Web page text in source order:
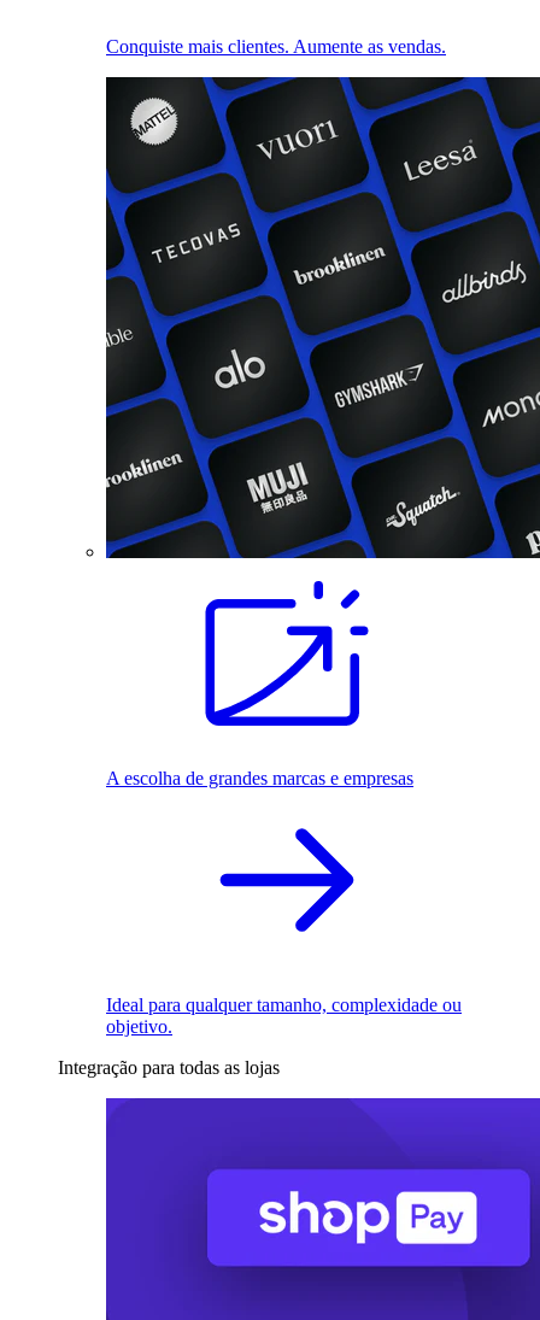
Conquiste mais clientes. Aumente as vendas.
A escolha de grandes marcas e empresas
Ideal para qualquer tamanho, complexidade ou
objetivo.
Integração para todas as lojas